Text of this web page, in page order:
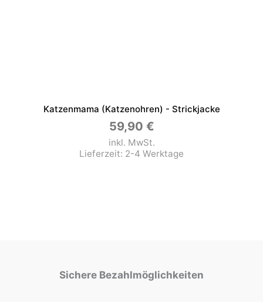
Katzenmama (Katzenohren) - Strickjacke
59,90 €
inkl. MwSt.
Lieferzeit: 2-4 Werktage
Sichere Bezahlmöglichkeiten